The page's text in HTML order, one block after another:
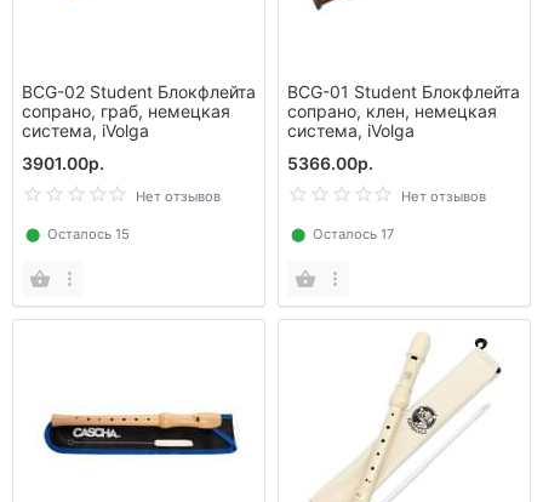
BCG-02 Student Блокфлейта
сопрано, граб, немецкая
система, iVolga
3901.00р.
Нет отзывов
⬤ Осталось 15
BCG-01 Student Блокфлейта
сопрано, клен, немецкая
система, iVolga
5366.00р.
Нет отзывов
⬤ Осталось 17